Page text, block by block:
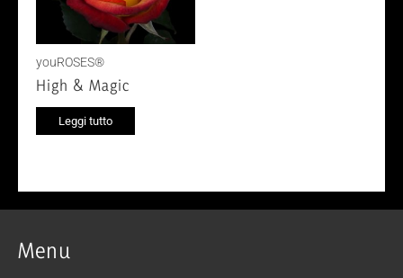
youROSES®
High & Magic
Leggi tutto
Menu